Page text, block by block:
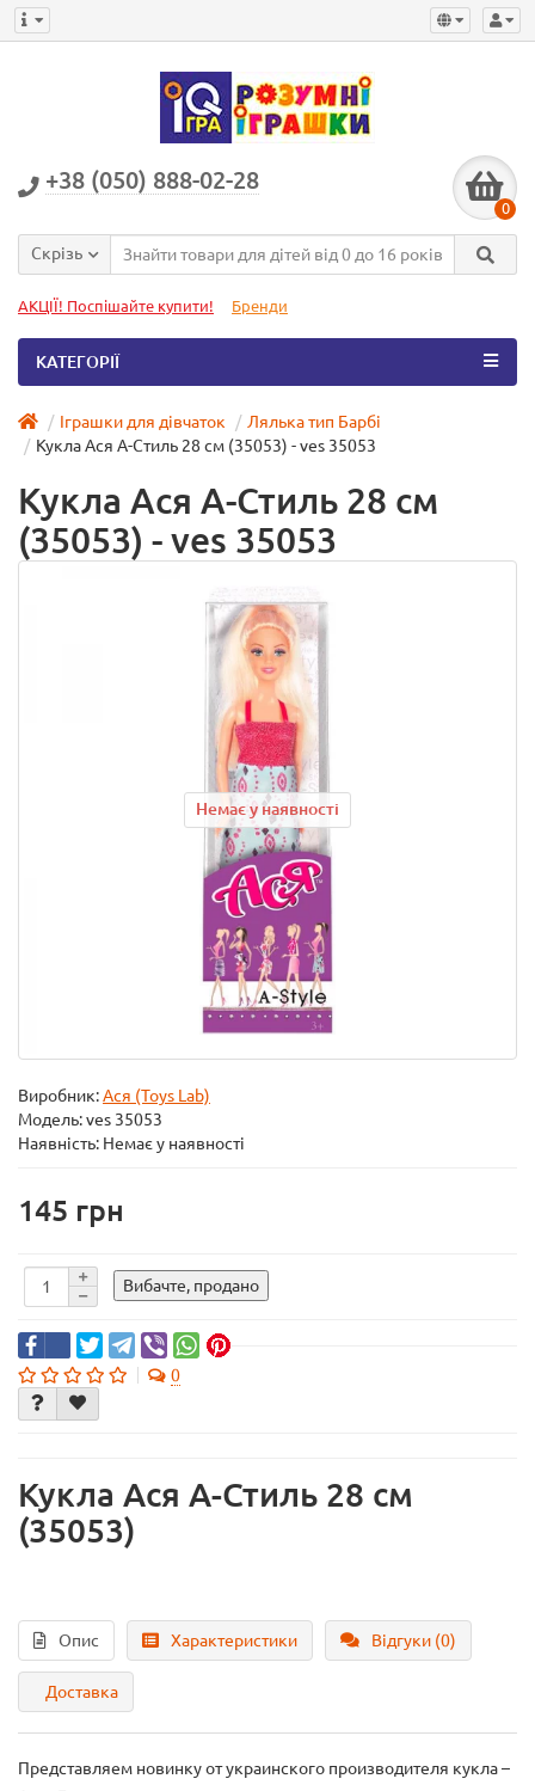
+38 (050) 888-02-28
0
Скрізь
АКЦІЇ! Поспішайте купити! Бренди
КАТЕГОРІЇ
Іграшки для дівчаток
Лялька тип Барбі
Кукла Ася А-Стиль 28 см (35053) - ves 35053
Кукла Ася А-Стиль 28 см
(35053) - ves 35053
Немає у наявності
Виробник:Ася (Toys Lab)
Модель:ves 35053
Наявність: Немає у наявності
145
Вибачте, продано
0
Кукла Ася А-Стиль 28 см
(35053)
Опис Характеристики Відгуки (0)
Доставка
Представляем новинку от украинского производителя кукла –